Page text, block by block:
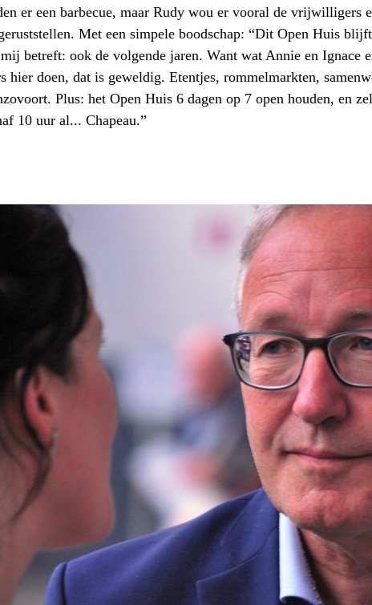
er een barbecue, maar Rudy wou er vooral de vrijwilligers
Met een simpele boodschap: “Dit Open Huis
betreft: ook de volgende jaren. Want wat Annie en Ignace
hier doen, dat is geweldig. Etentjes, rommelmarkten,
Plus: het Open Huis 6 dagen op 7 open houden, en
10 uur al... Chapeau.”